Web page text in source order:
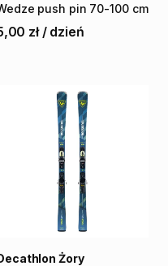
push pin 70-100 cm
zł / dzień
Żory